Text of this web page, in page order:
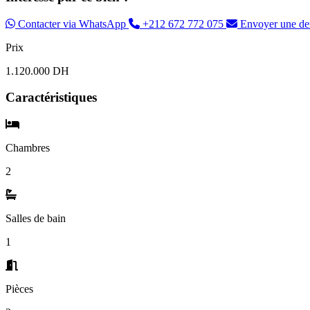
Contacter via WhatsApp +212 672 772 075
Envoyer une
Prix
1.120.000 DH
Caractéristiques
Chambres
2
Salles de bain
1
Pièces